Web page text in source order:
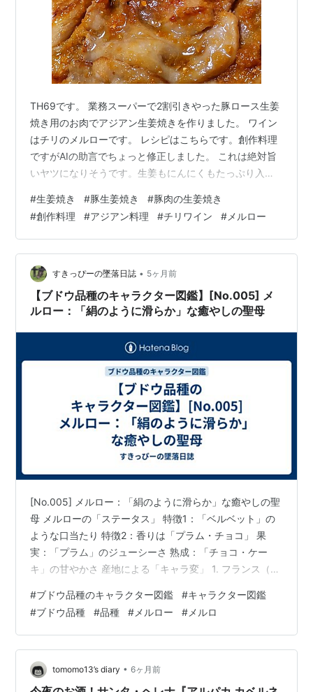
TH69です。 業務スーパーで2割引きやった豚ロース生姜
焼き用のお肉でアジアン生姜焼きを作りました。 ワイン
はチリのメルローです。 レシピはこちらです。創作料理
ですがAIの助言でちょっと修正しました。 これは絶対旨
いヤツになりそうです。生姜もにんにくもたっぷり入れ
生姜焼きの完成です。 アジアン料理の「酸っぱ辛くて旨
い」を再現できた生姜焼きになりました。メチャ旨！ 大
根ときゅうりと長芋と海藻のサラダ、有田のブラッドオ
レンジ、自家製ザワークラウト 合わせたワインはチリの
メルロー「Viña Casa Solís Las Alturas Merlot…
#生姜焼き #豚生姜焼き #豚肉の生姜焼き
#創作料理 #アジアン料理 #チリワイン # メルロー
すきっぴーの墜落日誌 • 5ヶ月前
【ブドウ品種のキャラクター図鑑】[No.005] メ
ルロー：「絹のように滑らか」な癒やしの聖母
[No.005] メルロー：「絹のように滑らか」な癒やしの聖
母 メルローの「ステータス」 特徴1：「ベルベット」の
ような口当たり 特徴2：香りは「プラム・チョコ」 果
実：「プラム」のジューシーさ 熟成：「チョコ・ケー
キ」の甘やかさ 産地による「キャラ変」 1. フランス（ボ
リ）型 3. 日本（長野・塩尻）型 どんな料理と合わせる？
まとめ [No.005] メルロー：「絹のように滑らか」な癒
やしの聖母 代表的なブドウ品種の個性を数値化・言語化
し、その特徴を分かりやすく整理した「ブドウ品種のキ
ャラクター図鑑」第5回は、赤ワイン界の癒やし担当…
#ブドウ品種のキャラクター図鑑 #キャラクター図鑑
#ブドウ品種 #品種 # メルロー # メルロ
tomomo13’s diary • 6ヶ月前